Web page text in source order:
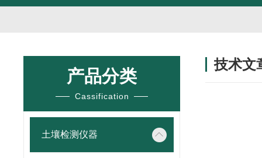
产品分类
Cassification
土壤检测仪器
技术文